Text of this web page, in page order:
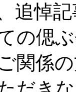
追悼
の偲
関係